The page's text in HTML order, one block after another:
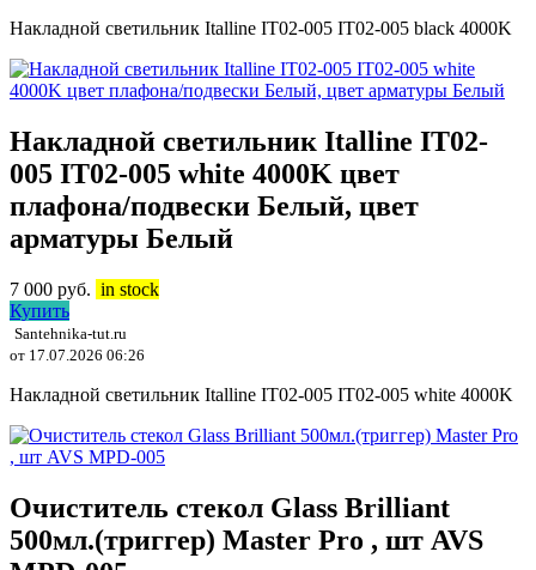
Накладной светильник Italline IT02-005 IT02-005 black 4000K
Накладной светильник Italline IT02-
005 IT02-005 white 4000K цвет
плафона/подвески Белый, цвет
арматуры Белый
7 000 руб. in stock
Купить
Santehnika-tut.ru
от 17.07.2026 06:26
Накладной светильник Italline IT02-005 IT02-005 white 4000K
Очиститель стекол Glass Brilliant
500мл.(триггер) Master Pro , шт AVS